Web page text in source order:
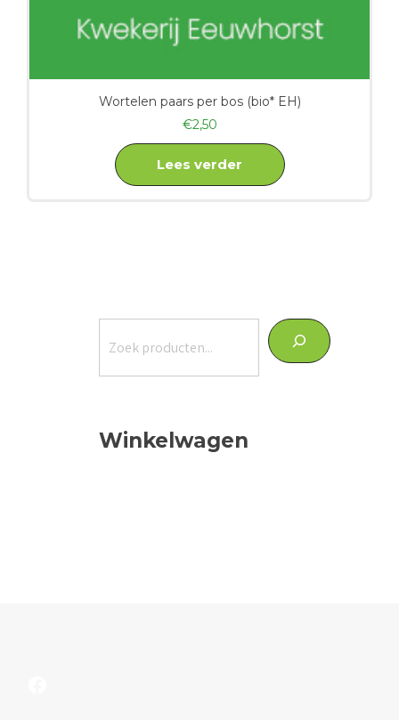
Wortelen paars per bos (bio* EH)
€2,50
Lees verder
Winkelwagen